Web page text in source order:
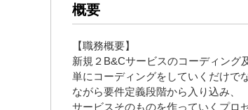
概要
【職務概要】
新規２B&Cサービスのコーディング
単にコーディングをしていくだけで
ながら要件定義段階から入り込み、
サービスそのものを作っていくプロ